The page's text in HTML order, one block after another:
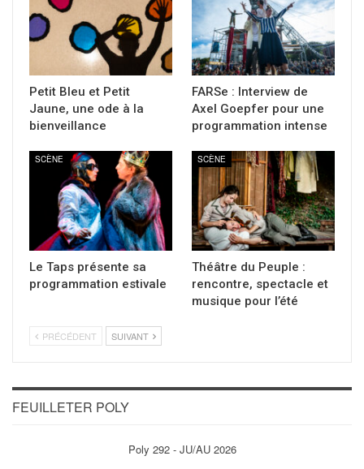
Petit Bleu et Petit
Jaune, une ode à la
bienveillance
FARSe : Interview de
Axel Goepfer pour une
programmation intense
SCÈNE
Le Taps présente sa
programmation estivale
SCÈNE
Théâtre du Peuple :
rencontre, spectacle et
musique pour l’été
PRÉCÉDENT SUIVANT
FEUILLETER POLY
Poly 292 - JU/AU 2026